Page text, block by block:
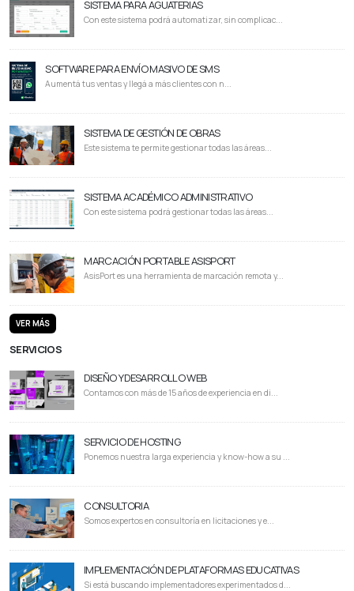
SISTEMA PARA AGUATERIAS
Con este sistema podrá automatizar, sin complicac...
SOFTWARE PARA ENVÍO MASIVO DE SMS
Aumentá tus ventas y llegá a más clientes con n...
SISTEMA DE GESTIÓN DE OBRAS
Este sistema te permite gestionar todas las áreas...
SISTEMA ACADÉMICO ADMINISTRATIVO
Con este sistema podrá gestionar todas las áreas...
MARCACIÓN PORTABLE ASISPORT
AsisPort es una herramienta de marcación remota y...
VER MÁS
SERVICIOS
DISEÑO Y DESARROLLO WEB
Contamos con más de 15 años de experiencia en di...
SERVICIO DE HOSTING
Ponemos nuestra larga experiencia y know-how a su ...
CONSULTORIA
Somos expertos en consultoría en licitaciones y e...
IMPLEMENTACIÓN DE PLATAFORMAS EDUCATIVAS
Si está buscando implementadores experimentados d...